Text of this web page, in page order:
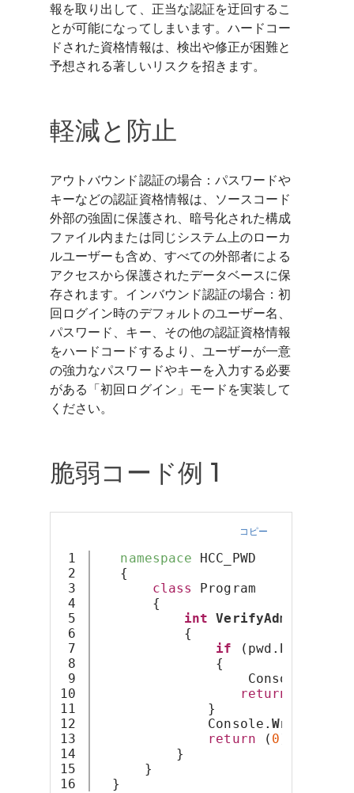
報を取り出して、正当な認証を迂回するこ
とが可能になってしまいます。ハードコー
ドされた資格情報は、検出や修正が困難と
予想される著しいリスクを招きます。
軽減と防止
アウトバウンド認証の場合：パスワードや
キーなどの認証資格情報は、ソースコード
外部の強固に保護され、暗号化された構成
ファイル内または同じシステム上のローカ
ルユーザーも含め、すべての外部者による
アクセスから保護されたデータベースに保
存されます。インバウンド認証の場合：初
回ログイン時のデフォルトのユーザー名、
パスワード、キー、その他の認証資格情報
をハードコードするより、ユーザーが一意
の強力なパスワードやキーを入力する必要
がある「初回ログイン」モードを実装して
ください。
脆弱コード例 1
コピー
1
2
3
4
5
6
7
8
9
10
11
12
13
14
15
namespace HCC_PWD
{
class
Program
{
int
{
if (pwd.
{
Console.
return
}
Console. WriteLine
return ( 0
}
}
}